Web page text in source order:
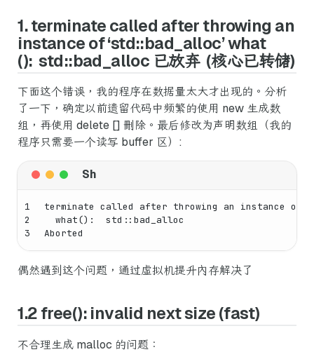
1. terminate called after throwing an
instance of ‘std::bad_alloc’ what
(): std::bad_alloc 已放弃 (核心已转储)
下面这个错误，我的程序在数据量太大才出现的。分析
了一下，确定以前遗留代码中频繁的使用 new 生成数
组，再使用 delete [] 删除。最后修改为声明数组（我的
程序只需要一个读写 buffer 区）:
1
2
3
terminate called after throwing an instance of
  what():  std::bad_alloc
Aborted
偶然遇到这个问题，通过虚拟机提升内存解决了
1.2 free(): invalid next size (fast)
不合理生成 malloc 的问题：